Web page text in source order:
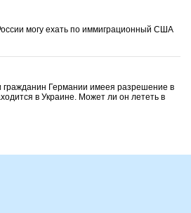
могу ехать по иммиграционный США
гражданин Германии имеея разрешение в
в Украине. Может ли он лететь в